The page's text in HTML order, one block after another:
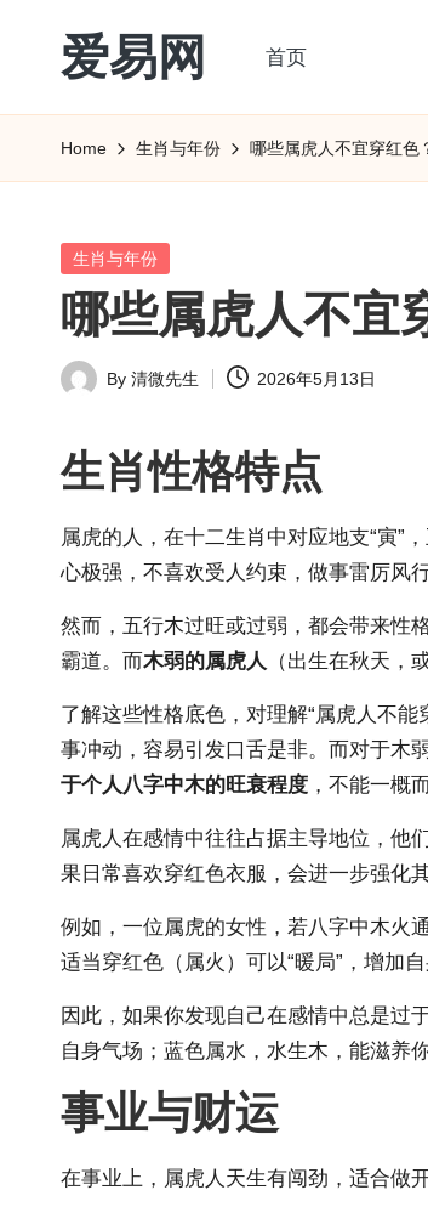
爱易网
历
阳
转
农
历
历
询
_2ebc.com
首页
Home 生肖与年份 哪些属虎人不宜穿红色
Posted
生肖与年份
哪些属虎人不宜
Posted
By 清微先生 2026年5月13日
生肖性格特点
属虎的人，在十二生肖中对应地支“寅”
心极强，不喜欢受人约束，做事雷厉风
然而，五行木过旺或过弱，都会带来性
霸道。而木弱的属虎人 （出生在秋天，
了解这些性格底色，对理解“属虎人不
事冲动，容易引发口舌是非。而对于木
于个人八字中木的旺衰程度 ，不能一概
属虎人在感情中往往占据主导地位，他
果日常喜欢穿红色衣服，会进一步强化
例如，一位属虎的女性，若八字中木火
适当穿红色（属火）可以“暖局”，增加
因此，如果你发现自己在感情中总是过
自身气场；蓝色属水，水生木，能滋养
事业与财运
在事业上，属虎人天生有闯劲，适合做